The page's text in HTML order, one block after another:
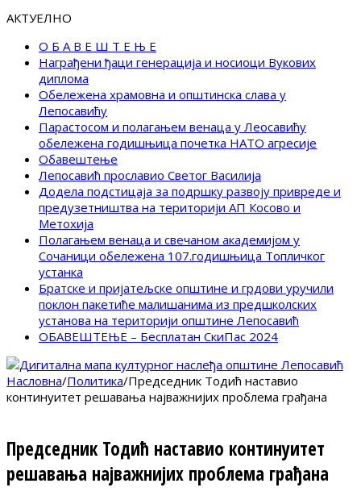
АКТУЕЛНО
О Б А В Е Ш Т Е Њ Е
Награђени ђаци генерација и носиоци Вукових
диплома
Обележена храмовна и општинска слава у
Лепосавићу
Парастосом и полагањем венаца у Леосавићу
обележена годишњица почетка НАТО агресије
Обавештење
Лепосавић прославио Светог Василија
Додела подстицаја за подршку развоју привреде и
предузетништва на територији АП Косово и
Метохија
Полагањем венаца и свечаном академијом у
Сочаници обележена 107.годишњица Топличког
устанка
Братске и пријатељске општине и грдови уручили
поклон пакетиће малишанима из предшколских
установа на територији општине Лепосавић
ОБАВЕШТЕЊЕ – Бесплатан СкиПас 2024
Насловна/Политика/Председник Тодић наставио
континуитет решавања најважнијих проблема грађана
Председник Тодић наставио континуитет
решавања најважнијих проблема грађана